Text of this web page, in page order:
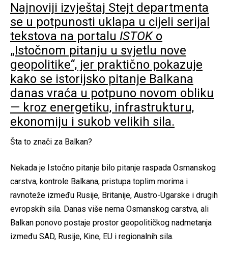
Najnoviji izvještaj Stejt departmenta
se u potpunosti uklapa u cijeli serijal
tekstova na portalu ISTOKo
„Istočnom pitanju u svjetlu nove
geopolitike“, jer praktično pokazuje
kako se istorijsko pitanje Balkana
danas vraća u potpuno novom obliku
— kroz energetiku, infrastrukturu,
ekonomiju i sukob velikih sila.
Šta to znači za Balkan?
Nekada je Istočno pitanje bilo pitanje raspada Osmanskog
carstva, kontrole Balkana, pristupa toplim morima i
ravnoteže između Rusije, Britanije, Austro-Ugarske i drugih
evropskih sila. Danas više nema Osmanskog carstva, ali
Balkan ponovo postaje prostor geopolitičkog nadmetanja
između SAD, Rusije, Kine, EU i regionalnih sila.